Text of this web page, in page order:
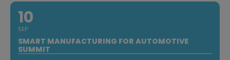
10
SEP
SMART MANUFACTURING FOR AUTOMOTIVE
SUMMIT